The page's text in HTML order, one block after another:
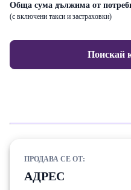
Обща сума дължима от
(с включени такси и застраховки)
Поискай
ПРОДАВА СЕ ОТ:
АДРЕС